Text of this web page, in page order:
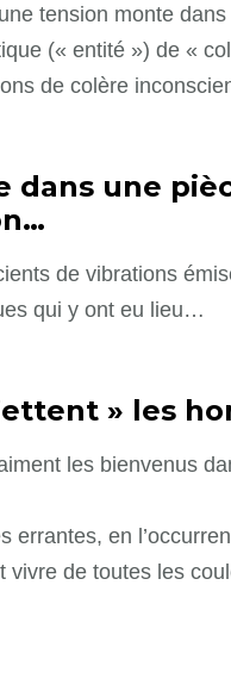
tension monte
(« entité ») de «
de colère
dans une
de vibrations
qui y ont eu lieu…
» les
les bienvenus
errantes, en
vivre de toutes les